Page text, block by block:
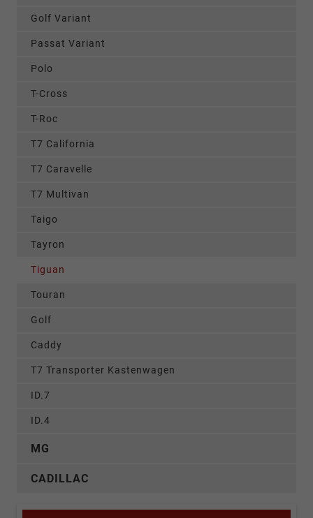
Golf Variant
Passat Variant
Polo
T-Cross
T-Roc
T7 California
T7 Caravelle
T7 Multivan
Taigo
Tayron
Tiguan
Touran
Golf
Caddy
T7 Transporter Kastenwagen
ID.7
ID.4
MG
CADILLAC